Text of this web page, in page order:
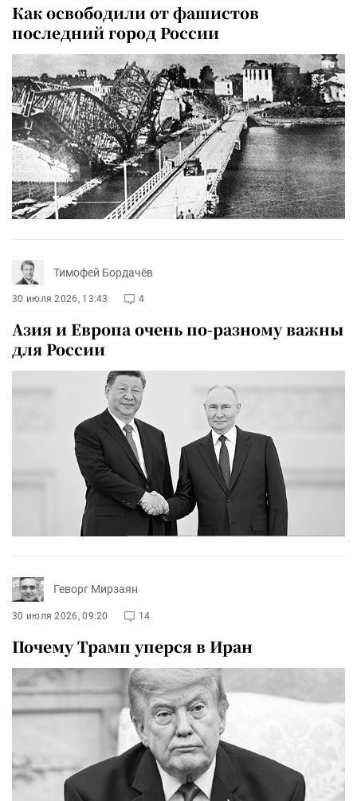
Как освободили от фашистов
последний город России
Тимофей Бордачёв
30 июля 2026, 13:43 4
Азия и Европа очень по-разному важны
для России
Геворг Мирзаян
30 июля 2026, 09:20 14
Почему Трамп уперся в Иран